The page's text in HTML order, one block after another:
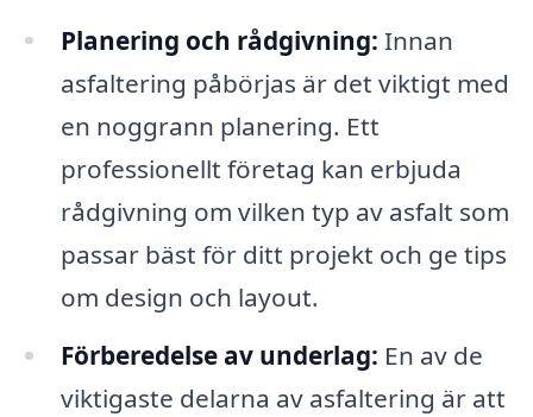
Planering och rådgivning: Innan
asfaltering påbörjas är det viktigt med
en noggrann planering. Ett
professionellt företag kan erbjuda
rådgivning om vilken typ av asfalt som
passar bäst för ditt projekt och ge tips
om design och layout.
Förberedelse av underlag: En av de
viktigaste delarna av asfaltering är att